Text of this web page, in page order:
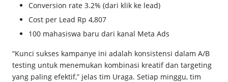
Conversion rate 3.2% (dari klik ke lead)
Cost per Lead Rp 4,807
100 mahasiswa baru dari kanal Meta Ads
“Kunci sukses kampanye ini adalah konsistensi dalam A/B
testing untuk menemukan kombinasi kreatif dan targeting
yang paling efektif,” jelas tim Uraga. Setiap minggu, tim